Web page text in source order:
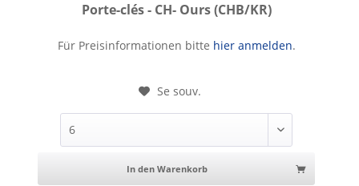
Porte-clés - CH- Ours (CHB/KR)
Porte-clés - CH- Ours
Für Preisinformationen bitte hier anmelden.
Se souv.
In den Warenkorb